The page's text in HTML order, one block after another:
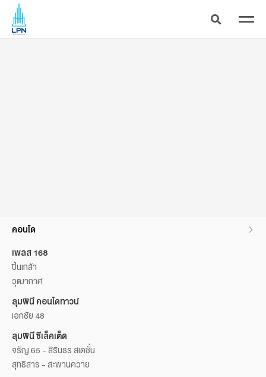
โปรเทลงมา เทลงมา เทลงมา
คอนโด
เพลส 168
ปิ่นเกล้า
วุฒากาศ
ลุมพินี คอนโดทาวน์
เอกชัย 48
ลุมพินี ซีเล็คเต็ด
จรัญ 65 - สิรินธร สเตชั่น
สุทธิสาร - สะพานควาย